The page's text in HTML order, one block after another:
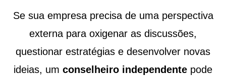
Se sua empresa precisa de uma perspectiva
externa para oxigenar as discussões,
questionar estratégias e desenvolver novas
ideias, um conselheiro independente pode